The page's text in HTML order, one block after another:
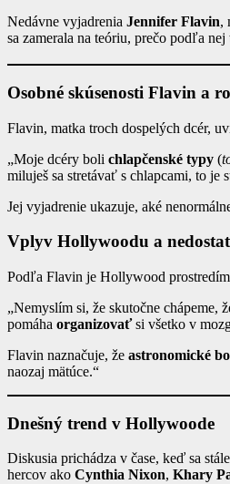
Nedávne vyjadrenia Jennifer Flavin,
sa zamerala na teóriu, prečo podľa
Osobné skúsenosti Flavin a
Flavin, matka troch dospelých dcér,
„Moje dcéry boli chlapčenské typy (
miluješ sa stretávať s chlapcami, to je
Jej vyjadrenie ukazuje, aké
Vplyv Hollywoodu a
Podľa Flavin je Hollywood
„Nemyslím si, že skutočne chápeme,
pomáha organizovaťsi všetko v
Flavin naznačuje, že astronomické
naozaj mätúce.“
Dnešný trend v Hollywoode
Diskusia prichádza v čase, keď sa
hercov ako Cynthia Nixon, Khary